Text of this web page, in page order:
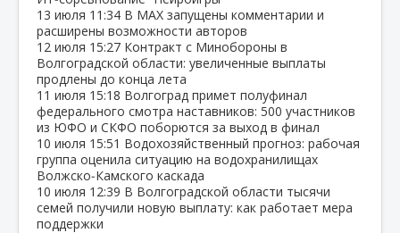
13 июля 11:34 В МАХ запущены комментарии и
расширены возможности авторов
12 июля 15:27 Контракт с Минобороны в
Волгоградской области: увеличенные выплаты
продлены до конца лета
11 июля 15:18 Волгоград примет полуфинал
федерального смотра наставников: 500 участников
из ЮФО и СКФО поборются за выход в финал
10 июля 15:51 Водохозяйственный прогноз: рабочая
группа оценила ситуацию на водохранилищах
Волжско‑Камского каскада
10 июля 12:39 В Волгоградской области тысячи
семей получили новую выплату: как работает мера
поддержки